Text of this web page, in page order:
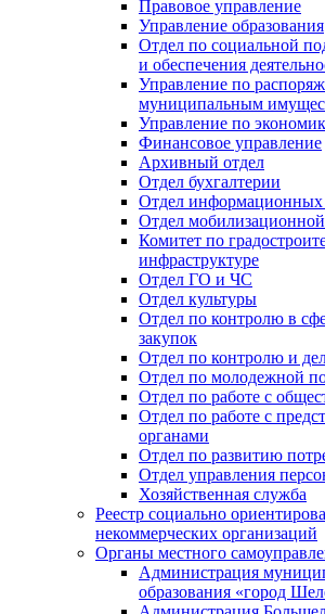
Правовое управление
Управление образования
Отдел по социальной
и обеспечения
Управление по
муниципальным
Управление по
Финансовое управление
Архивный отдел
Отдел бухгалтерии
Отдел информационных
Отдел
Комитет по
инфраструктуре
Отдел ГО и ЧС
Отдел культуры
Отдел по контролю в
закупок
Отдел по контролю и
Отдел по молодежной
Отдел по работе с
Отдел по работе с
органами
Отдел по развитию
Отдел управления
Хозяйственная служба
Реестр социально
некоммерческих организаций
Органы местного
Администрация
образования «город